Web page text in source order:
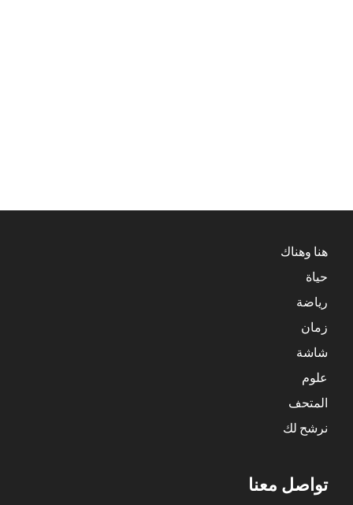
هنا وهناك
حياة
رياضة
زمان
شاشة
علوم
المتحف
نرشح لك
تواصل معنا